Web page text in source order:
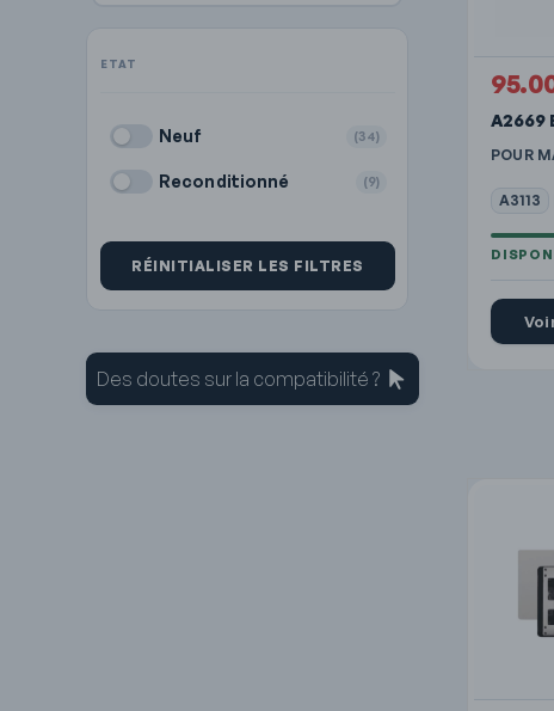
Neuf (34)
Reconditionné (9)
RÉINITIALISER LES FILTRES
Des doutes sur la compatibilité ?
A2669
POUR
A3113